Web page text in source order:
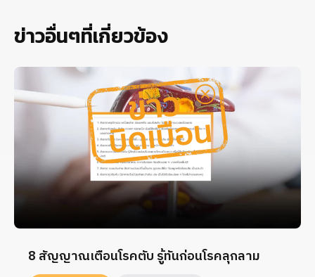
ข่าวอื่นๆที่เกี่ยวข้อง
8 สัญญาณเตือนโรคตับ รู้ทันก่อนโรคลุกลาม